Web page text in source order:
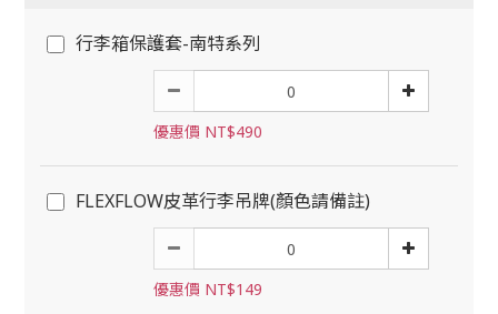
行李箱保護套-南特系列
優惠價 NT$490
FLEXFLOW皮革行李吊牌(顏色請備註)
優惠價 NT$149